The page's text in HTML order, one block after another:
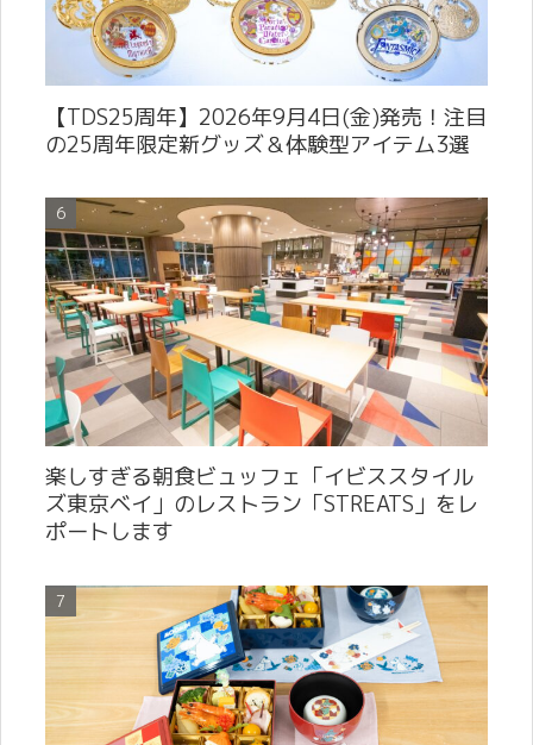
【TDS25周年】2026年9月4日(金)発売！注目
の25周年限定新グッズ＆体験型アイテム3選
楽しすぎる朝食ビュッフェ「イビススタイル
ズ東京ベイ」のレストラン「STREATS」をレ
ポートします